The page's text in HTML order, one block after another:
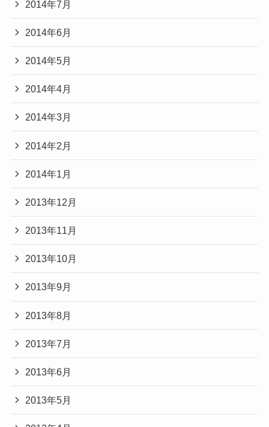
2014年7月
2014年6月
2014年5月
2014年4月
2014年3月
2014年2月
2014年1月
2013年12月
2013年11月
2013年10月
2013年9月
2013年8月
2013年7月
2013年6月
2013年5月